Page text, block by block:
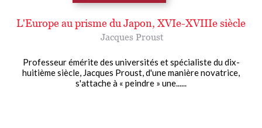
L'Europe au prisme du Japon, XVIe-XVIIIe siècle
Jacques Proust
Professeur émérite des universités et spécialiste du dix-
huitième siècle, Jacques Proust, d'une manière novatrice,
s'attache à « peindre » une......